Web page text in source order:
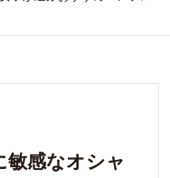
敏感なオシャ